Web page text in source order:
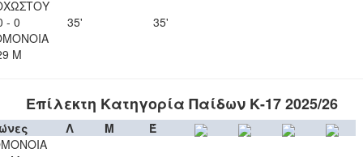
- 0
Μ
35' 35'
Επίλεκτη Κατηγορία Παίδων Κ-17 2025/26
Λ Μ
Έ